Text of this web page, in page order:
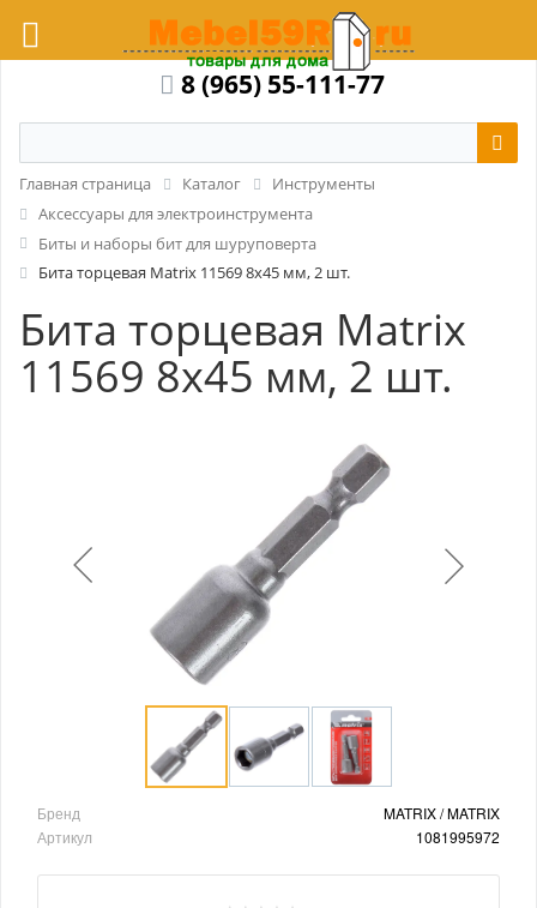
8 (965) 55-111-77
Главная страница Каталог
Инструменты
Аксессуары для электроинструмента
Биты и наборы бит для шуруповерта
Бита торцевая Matrix 11569 8x45 мм, 2 шт.
Бита торцевая Matrix
11569 8x45 мм, 2 шт.
Бренд
MATRIX / MATRIX
Артикул
1081995972